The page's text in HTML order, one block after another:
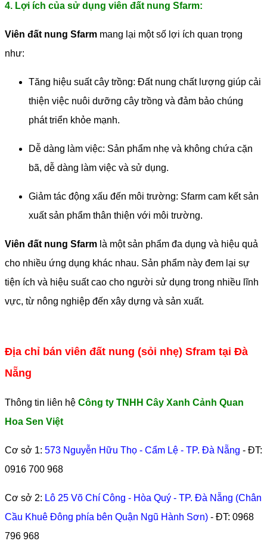
4. Lợi ích của sử dụng viên đất nung Sfarm:
Viên đất nung Sfarm mang lại một số lợi ích quan trọng
như:
Tăng hiệu suất cây trồng: Đất nung chất lượng giúp cải
thiện việc nuôi dưỡng cây trồng và đảm bảo chúng
phát triển khỏe mạnh.
Dễ dàng làm việc: Sản phẩm nhẹ và không chứa cặn
bã, dễ dàng làm việc và sử dụng.
Giảm tác động xấu đến môi trường: Sfarm cam kết sản
xuất sản phẩm thân thiện với môi trường.
Viên đất nung Sfarm là một sản phẩm đa dụng và hiệu quả
cho nhiều ứng dụng khác nhau. Sản phẩm này đem lại sự
tiện ích và hiệu suất cao cho người sử dụng trong nhiều lĩnh
vực, từ nông nghiệp đến xây dựng và sản xuất.
Địa chỉ bán viên đất nung (sỏi nhẹ) Sfram tại Đà
Nẵng
Thông tin liên hệ Công ty TNHH Cây Xanh Cảnh Quan
Hoa Sen Việt
Cơ sở 1: 573 Nguyễn Hữu Thọ - Cẩm Lệ - TP. Đà Nẵng - ĐT:
0916 700 968
Cơ sở 2: Lô 25 Võ Chí Công - Hòa Quý - TP. Đà Nẵng (Chân
Cầu Khuê Đông phía bên Quận Ngũ Hành Sơn) - ĐT: 0968
796 968